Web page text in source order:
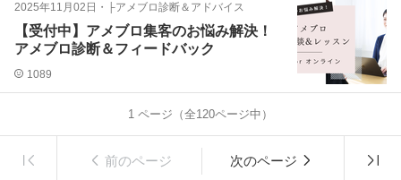
2025年11月02日 ・ ├アメブロ診断＆アドバイス
【受付中】アメブロ集客のお悩み解決！
アメブロ診断＆フィードバック
1089
1 ページ（全120ページ中）
前のページ 次のページ